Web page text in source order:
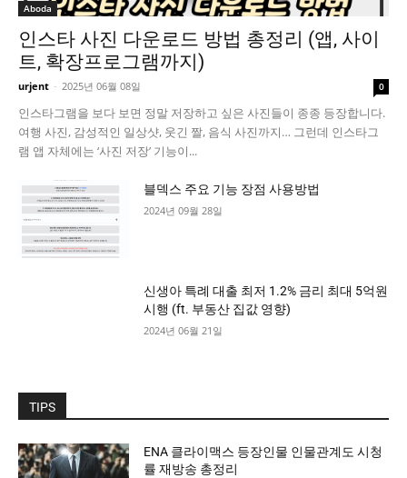
Aboda
인스타 사진 다운로드 방법 총정리 (앱, 사이
트, 확장프로그램까지)
urjent - 2025년 06월 08일 0
인스타그램을 보다 보면 정말 저장하고 싶은 사진들이 종종 등장합니다.
여행 사진, 감성적인 일상샷, 웃긴 짤, 음식 사진까지… 그런데 인스타그
램 앱 자체에는 ‘사진 저장’ 기능이...
블덱스 주요 기능 장점 사용방법
2024년 09월 28일
신생아 특례 대출 최저 1.2% 금리 최대 5억원
시행 (ft. 부동산 집값 영향)
2024년 06월 21일
TIPS
ENA 클라이맥스 등장인물 인물관계도 시청
률 재방송 총정리